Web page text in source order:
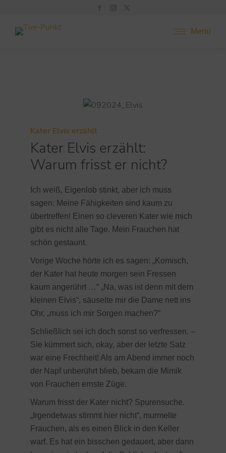
Menü
Kater Elvis erzählt
Kater Elvis erzählt:
Warum frisst er nicht?
Ich weiß, Eigenlob stinkt, aber ich muss
sagen: Meine Fähigkeiten sind kaum zu
übertreffen! Einen so cleveren Kater wie mich
gibt es nicht alle Tage. Mein Frauchen hat
schön gestaunt.
Vorige Woche hörte ich es sagen: „Komisch,
der Kater hat heute morgen sein Fressen
kaum angerührt …“ „Na, was ist denn mit dem
kleinen Elvis“, säuselte mir die Dame nett ins
Ohr, „muss ich mir Sorgen machen?“
Schließlich sei ich doch sonst so verfressen. –
Sie kümmert sich, okay, aber der letzte Satz
war eine Frechheit! Als am Abend immer noch
der Napf unberührt blieb, bekam die Mimik
von Frauchen ernste Züge.
Warum frisst der Kater nicht? Spurensuche.
„Irgendetwas stimmt hier nicht“, murmelte
Frauchen, als es einen Blick in den Keller
warf. Es hat ein bisschen gedauert, aber dann